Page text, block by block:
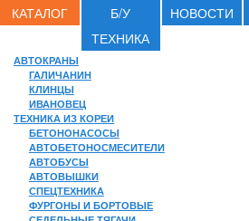
КАТАЛОГ
Б/У
ТЕХНИКА
НОВОСТИ
АВТОКРАНЫ
ГАЛИЧАНИН
КЛИНЦЫ
ИВАНОВЕЦ
ТЕХНИКА ИЗ КОРЕИ
БЕТОНОНАСОСЫ
АВТОБЕТОНОСМЕСИТЕЛИ
АВТОБУСЫ
АВТОВЫШКИ
СПЕЦТЕХНИКА
ФУРГОНЫ И БОРТОВЫЕ